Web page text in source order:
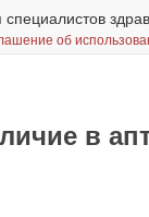
специалистов
об
в